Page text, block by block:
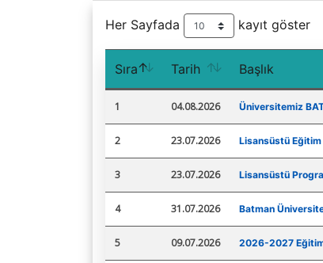
Diğer
Her Sayfada kayıt göster
Sıra Tarih Başlık
1 04.08.2026 Üniversitemiz
2 23.07.2026 Lisansüstü Eğitim
3 23.07.2026 Lisansüstü
4 31.07.2026 Batman
5 09.07.2026 2026-2027